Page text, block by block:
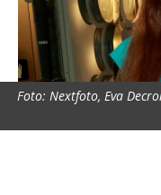
Foto: Nextfoto, Eva